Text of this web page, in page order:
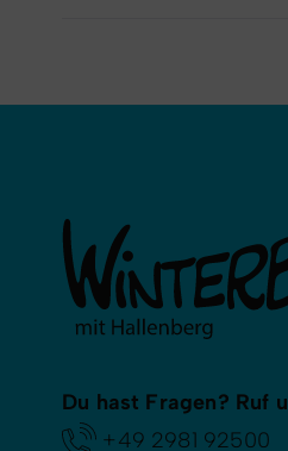
Du hast Fragen? Ruf
+49 2981 92500